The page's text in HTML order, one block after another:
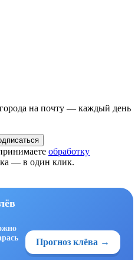
на почту — каждый день
обработку
— в один клик.
Прогноз клёва →